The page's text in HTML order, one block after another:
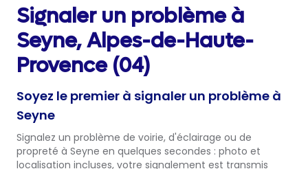
Signaler un problème à
Seyne, Alpes-de-Haute-
Provence (04)
Soyez le premier à signaler un problème à
Seyne
Signalez un problème de voirie, d'éclairage ou de
propreté à Seyne en quelques secondes : photo et
localisation incluses, votre signalement est transmis